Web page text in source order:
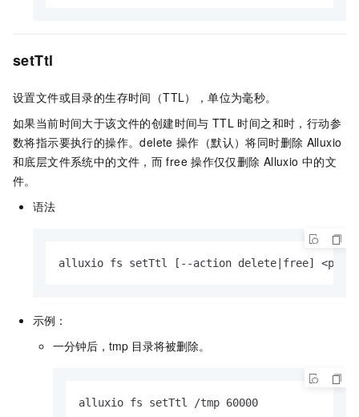
setTtl
设置文件或目录的生存时间（TTL），单位为毫秒。
如果当前时间大于该文件的创建时间与 TTL 时间之和时，行动参
数将指示要执行的操作。delete 操作（默认）将同时删除 Alluxio
和底层文件系统中的文件，而 free 操作仅仅删除 Alluxio 中的文
件。
语法
alluxio fs setTtl [--action delete|free]
示例：
一分钟后， tmp 目录将被删除。
alluxio fs setTtl /tmp 60000